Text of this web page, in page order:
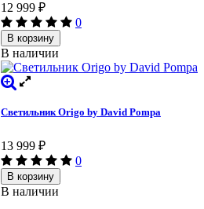
12 999 ₽
0
В корзину
В наличии
Светильник Origo by David Pompa
13 999 ₽
0
В корзину
В наличии